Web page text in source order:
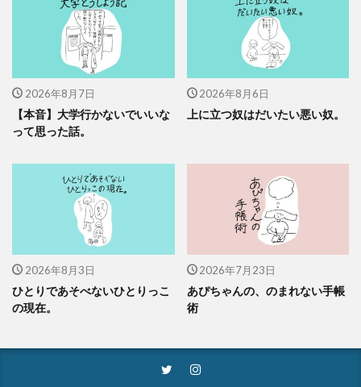
2026年8月7日
【本音】大学行かないでいいな
って思った話。
2026年8月6日
上に立つ奴はだいたい悪い奴。
2026年8月3日
ひとりであそべないひとりっこ
の現在。
2026年7月23日
あぴちゃんの、のまれない手帳
術